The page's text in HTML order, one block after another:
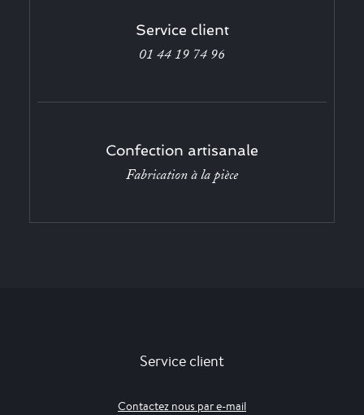
Service client
01 44 19 74 96
Confection artisanale
Fabrication à la pièce
Service client
Contactez nous par e-mail